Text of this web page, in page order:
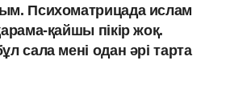
Психоматрицада ислам
қайшы пікір жоқ.
сала мені одан әрі тарта